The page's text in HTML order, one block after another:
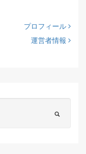
プロフィール
運営者情報